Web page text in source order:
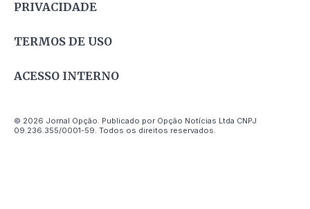
PRIVACIDADE
TERMOS DE USO
ACESSO INTERNO
© 2026 Jornal Opção. Publicado por Opção Notícias Ltda CNPJ
09.236.355/0001-59. Todos os direitos reservados.